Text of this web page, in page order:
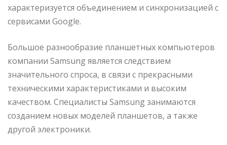
характеризуется объединением и синхронизацией с
сервисами Google.
Большое разнообразие планшетных компьютеров
компании Samsung является следствием
значительного спроса, в связи с прекрасными
техническими характеристиками и высоким
качеством. Специалисты Samsung занимаются
созданием новых моделей планшетов, а также
другой электроники.